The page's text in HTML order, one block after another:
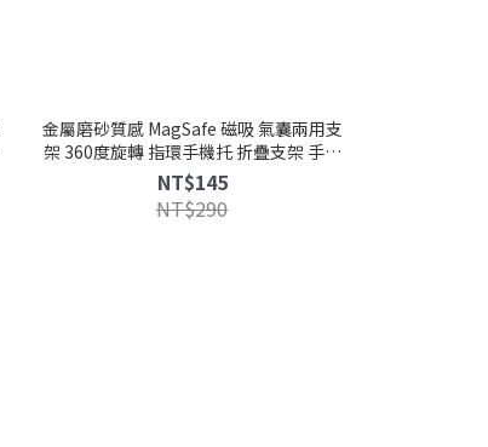
金屬磨砂質感 MagSafe 磁吸 氣囊兩用支
架 360度旋轉 指環手機托 折疊支架 手機
支架 iPhone 桌面立架
NT$145
NT$290